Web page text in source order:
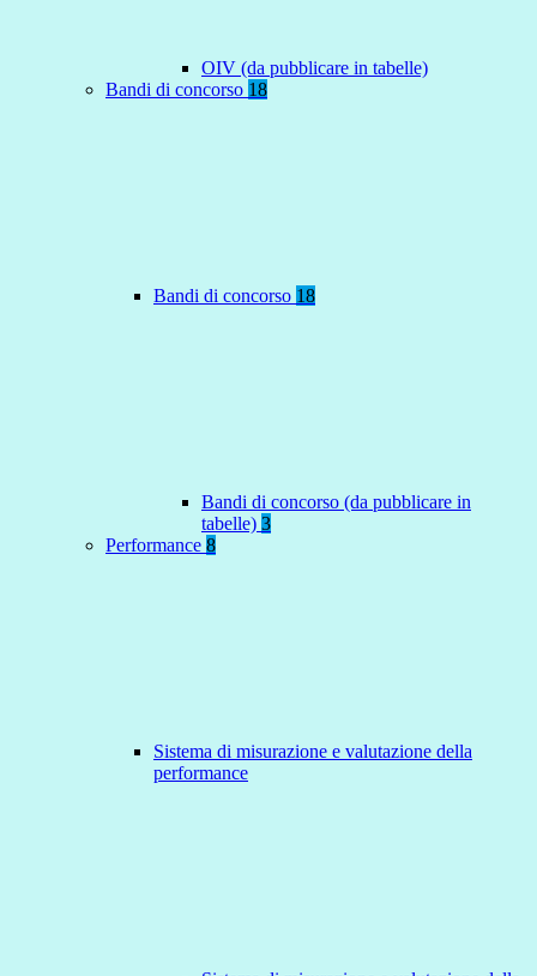
OIV (da pubblicare in tabelle)
Bandi di concorso 18
Bandi di concorso 18
Bandi di concorso (da pubblicare in
tabelle) 3
Performance 8
Sistema di misurazione e valutazione della
performance